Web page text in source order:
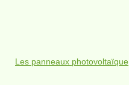
Les panneaux photovoltaïque